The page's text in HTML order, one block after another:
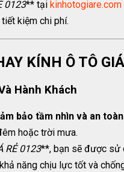
0123** tại kinhotogiare.com
kiệm chi phí.
KÍNH Ô TÔ
Hành Khách
bảo tầm nhìn và an toàn
hoặc trời mưa.
RẺ 0123**, bạn sẽ được sử
năng chịu lực tốt và